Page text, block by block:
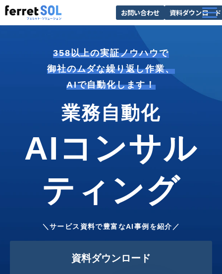
お問い合わせ 資料ダウンロード
サービス一覧
選ばれる理由
お役立ち情報
358以上の実証ノウハウで
御社のムダな繰り返し作業、
AIで自動化します！
業務自動化
AIコンサル
ティング
＼サービス資料で豊富なAI事例を紹介／
資料ダウンロード